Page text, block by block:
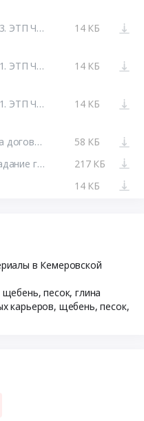
Изменения от 27.04.2026 13:23. ЭТП ЧЭМК 14 КБ
Изменения от 23.04.2026 12:51. ЭТП ЧЭМК 14 КБ
Изменения от 20.04.2026 12:21. ЭТП ЧЭМК 14 КБ
Приложение 2 Типовая форма договора АО КФ.docx
58 КБ
Приложение 1 техническое задание глина огнеупорная 2 3 4 квартал 2025 года.pdf
217 КБ
14 КБ
в Кемеровской
песок, глина
карьеров, щебень, песок,